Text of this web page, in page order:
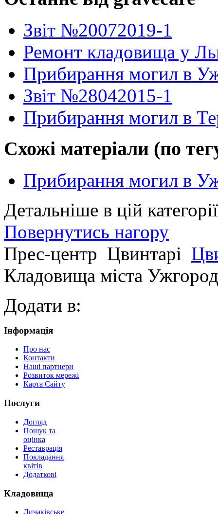
Звіт №20072019-1
Ремонт кладовища у
Прибирання могил в
Звіт №28042015-1
Прибирання могил в
Схожі матеріали (по
Прибирання могил в
Детальніше в цій
Повернутись нагору
Прес-центр Цвинтарі
Кладовища міста Ужгород
Додати в:
Інформація
Про нас
Контакти
Наші партнери
Розвиток мережі
Карта Сайту
Послуги
Догляд
Пошук та
оцінка
Реставрація
Покладання
квітів
Додаткові
Кладовища
Личаківське